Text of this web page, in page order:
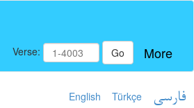
Verse: Go More
English Türkçe فارسی